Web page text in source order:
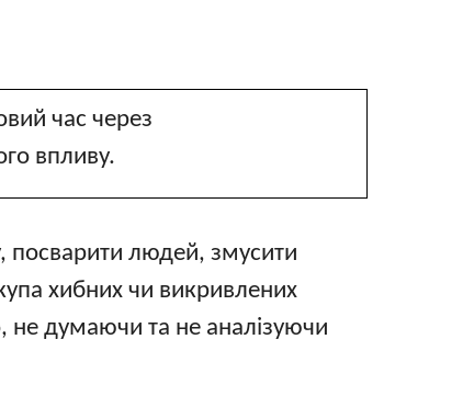
час через
впливу.
посварити людей, змусити
хибних чи викривлених
не думаючи та не аналізуючи